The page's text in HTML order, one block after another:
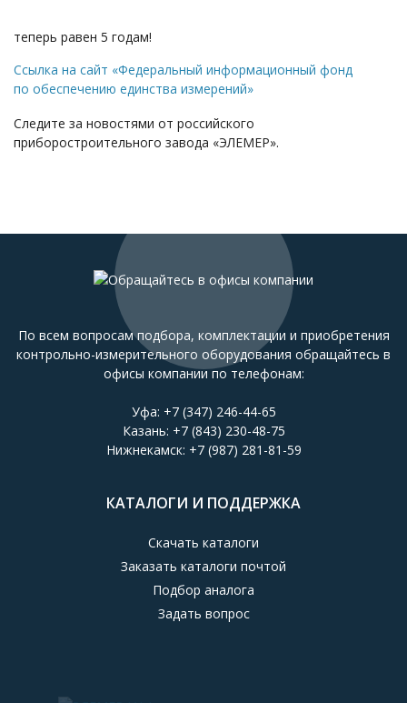
теперь равен 5 годам!
Ссылка на сайт «Федеральный информационный фонд
по обеспечению единства измерений»
Следите за новостями от российского
приборостроительного завода «ЭЛЕМЕР».
По всем вопросам подбора, комплектации и приобретения
контрольно-измерительного оборудования обращайтесь в
офисы компании по телефонам:
Уфа: +7 (347) 246-44-65
Казань: +7 (843) 230-48-75
Нижнекамск: +7 (987) 281-81-59
КАТАЛОГИ И ПОДДЕРЖКА
Скачать каталоги
Заказать каталоги почтой
Подбор аналога
Задать вопрос